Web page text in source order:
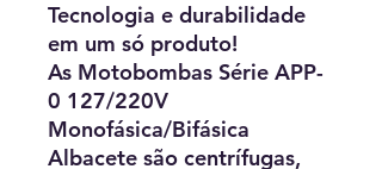
Tecnologia e durabilidade
em um só produto!
As Motobombas Série APP-
0 127/220V
Monofásica/Bifásica
Albacete são centrífugas,